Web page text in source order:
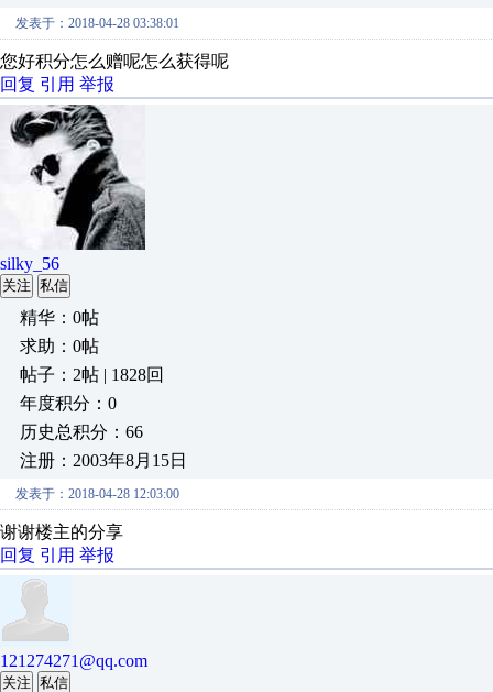
发表于：2018-04-28 03:38:01
您好积分怎么赠呢怎么获得呢
回复 引用 举报
silky_56
关注 私信
精华：0帖
求助：0帖
帖子：2帖 | 1828回
年度积分：0
历史总积分：66
注册：2003年8月15日
发表于：2018-04-28 12:03:00
谢谢楼主的分享
回复 引用 举报
121274271@qq.com
关注 私信